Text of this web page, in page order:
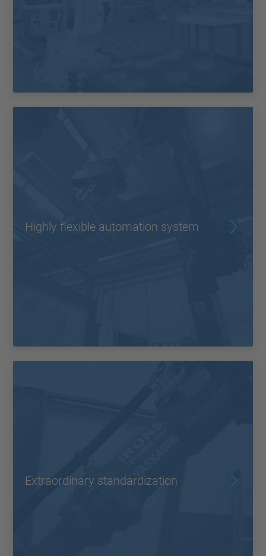
Highly flexible automation system
Extraordinary standardization